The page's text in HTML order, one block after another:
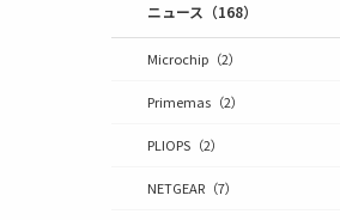
ニュース （168）
Microchip （2）
Primemas （2）
PLIOPS （2）
NETGEAR （7）